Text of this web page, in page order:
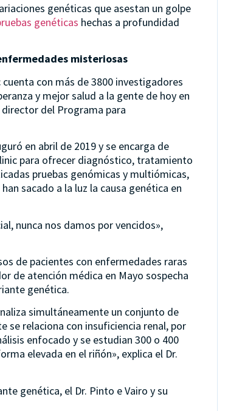
genéticas que asestan un golpe
genéticas hechas a profundidad
misteriosas
con más de 3800 investigadores
y mejor salud a la gente de hoy en
director del Programa para
en abril de 2019 y se encarga de
para ofrecer diagnóstico, tratamiento
pruebas genómicas y multiómicas,
sacado a la luz la causa genética en
nunca nos damos por vencidos»,
de pacientes con enfermedades raras
de atención médica en Mayo sospecha
genética.
simultáneamente un conjunto de
se relaciona con insuficiencia renal, por
enfocado y se estudian 300 o 400
elevada en el riñón», explica el Dr.
genética, el Dr. Pinto e Vairo y su